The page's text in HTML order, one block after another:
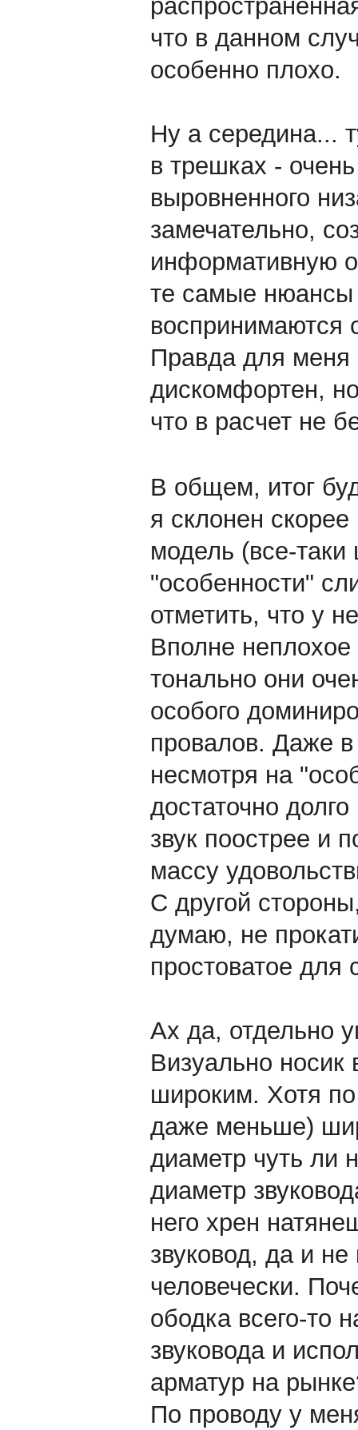
что в данном
особенно плохо.
Ну а середина...
в трешках -
выровненного
замечательно,
информативную
те самые
воспринимаются
Правда для меня
дискомфортен,
что в расчет не
В общем, итог
я склонен
модель (все-
"особенности"
отметить, что у
Вполне
тонально они
особого
провалов. Даже в
несмотря на
достаточно
звук поострее и
массу
С другой
думаю, не
простоватое для
Ах да, отдельно
Визуально носик
широким. Хотя
даже меньше)
диаметр чуть ли
диаметр
него хрен
звуковод, да и
человечески.
ободка всего-то
звуковода и
арматур на
По проводу у